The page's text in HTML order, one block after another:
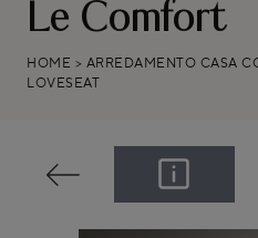
Le Comfort
HOME > ARREDAMENTO CASA
LOVESEAT